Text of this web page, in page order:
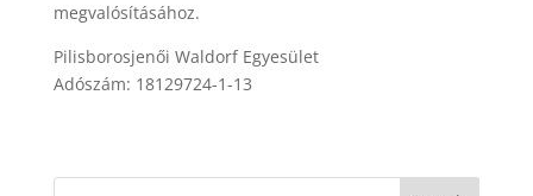
megvalósításához.
Pilisborosjenői Waldorf Egyesület
Adószám: 18129724-1-13